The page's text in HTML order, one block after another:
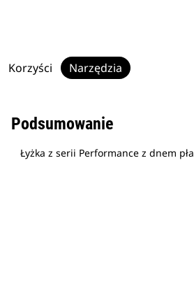
Korzyści Narzędzia
Podsumowanie
Łyżka z serii Performance z dnem